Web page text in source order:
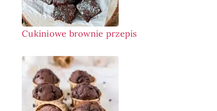
Cukiniowe brownie przepis